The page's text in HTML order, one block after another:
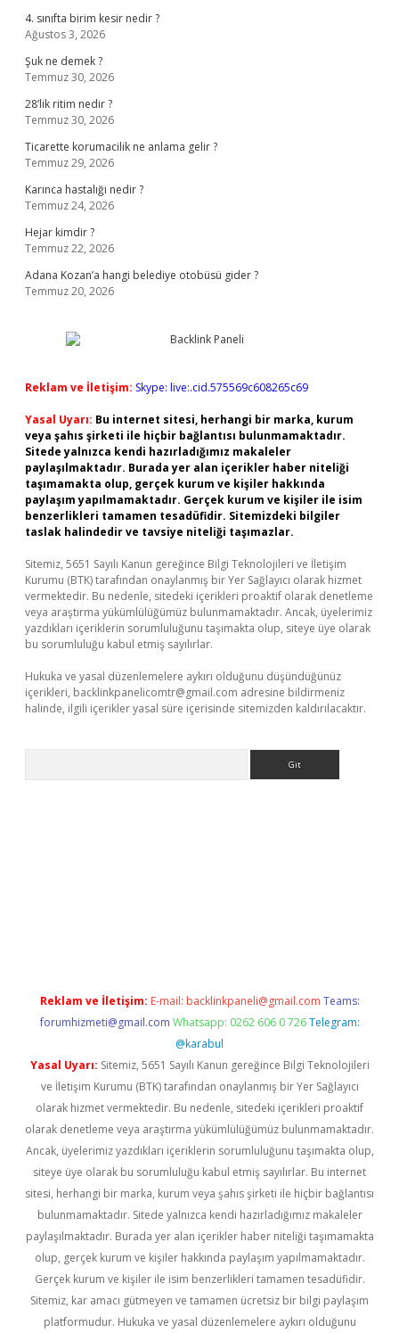
4. sınıfta birim kesir nedir ?
Ağustos 3, 2026
Şuk ne demek ?
Temmuz 30, 2026
28’lik ritim nedir ?
Temmuz 30, 2026
Ticarette korumacilik ne anlama gelir ?
Temmuz 29, 2026
Karınca hastalığı nedir ?
Temmuz 24, 2026
Hejar kimdir ?
Temmuz 22, 2026
Adana Kozan’a hangi belediye otobüsü gider ?
Temmuz 20, 2026
Reklam ve İletişim: Skype: live:.cid.575569c608265c69
Yasal Uyarı: Bu internet sitesi, herhangi bir marka, kurum
veya şahıs şirketi ile hiçbir bağlantısı bulunmamaktadır.
Sitede yalnızca kendi hazırladığımız makaleler
paylaşılmaktadır. Burada yer alan içerikler haber niteliği
taşımamakta olup, gerçek kurum ve kişiler hakkında
paylaşım yapılmamaktadır. Gerçek kurum ve kişiler ile isim
benzerlikleri tamamen tesadüfidir. Sitemizdeki bilgiler
taslak halindedir ve tavsiye niteliği taşımazlar.
Sitemiz, 5651 Sayılı Kanun gereğince Bilgi Teknolojileri ve İletişim
Kurumu (BTK) tarafından onaylanmış bir Yer Sağlayıcı olarak hizmet
vermektedir. Bu nedenle, sitedeki içerikleri proaktif olarak denetleme
veya araştırma yükümlülüğümüz bulunmamaktadır. Ancak, üyelerimiz
yazdıkları içeriklerin sorumluluğunu taşımakta olup, siteye üye olarak
bu sorumluluğu kabul etmiş sayılırlar.
Hukuka ve yasal düzenlemelere aykırı olduğunu düşündüğünüz
içerikleri, backlinkpanelicomtr@gmail.com adresine bildirmeniz
halinde, ilgili içerikler yasal süre içerisinde sitemizden kaldırılacaktır.
Reklam ve İletişim: E-mail: backlinkpaneli@gmail.com Teams:
forumhizmeti@gmail.com Whatsapp: 0262 606 0 726 Telegram:
@karabul
Yasal Uyarı: Sitemiz, 5651 Sayılı Kanun gereğince Bilgi Teknolojileri
ve İletişim Kurumu (BTK) tarafından onaylanmış bir Yer Sağlayıcı
olarak hizmet vermektedir. Bu nedenle, sitedeki içerikleri proaktif
olarak denetleme veya araştırma yükümlülüğümüz bulunmamaktadır.
Ancak, üyelerimiz yazdıkları içeriklerin sorumluluğunu taşımakta olup,
siteye üye olarak bu sorumluluğu kabul etmiş sayılırlar. Bu internet
sitesi, herhangi bir marka, kurum veya şahıs şirketi ile hiçbir bağlantısı
bulunmamaktadır. Sitede yalnızca kendi hazırladığımız makaleler
paylaşılmaktadır. Burada yer alan içerikler haber niteliği taşımamakta
olup, gerçek kurum ve kişiler hakkında paylaşım yapılmamaktadır.
Gerçek kurum ve kişiler ile isim benzerlikleri tamamen tesadüfidir.
Sitemiz, kar amacı gütmeyen ve tamamen ücretsiz bir bilgi paylaşım
platformudur. Hukuka ve yasal düzenlemelere aykırı olduğunu